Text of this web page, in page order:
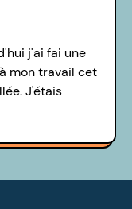
j'ai fai une
mon travail cet
J'étais